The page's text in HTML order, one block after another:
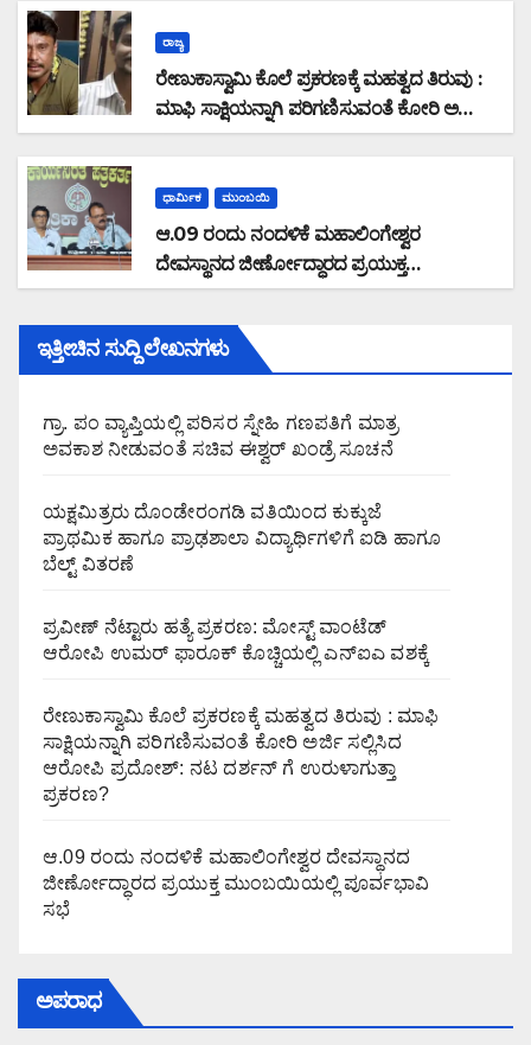
ರಾಜ್ಯ
ರೇಣುಕಾಸ್ವಾಮಿ ಕೊಲೆ ಪ್ರಕರಣಕ್ಕೆ ಮಹತ್ವದ ತಿರುವು :
ಮಾಫಿ ಸಾಕ್ಷಿಯನ್ನಾಗಿ ಪರಿಗಣಿಸುವಂತೆ ಕೋರಿ ಅರ್ಜಿ
ಸಲ್ಲಿಸಿದ ಆರೋಪಿ ಪ್ರದೋಶ್: ನಟ ದರ್ಶನ್ ಗೆ
ಧಾರ್ಮಿಕ ಮುಂಬಯಿ
ಆ.09 ರಂದು ನಂದಳಿಕೆ ಮಹಾಲಿಂಗೇಶ್ವರ
ದೇವಸ್ಥಾನದ ಜೀರ್ಣೋದ್ಧಾರದ ಪ್ರಯುಕ್ತ
ಮುಂಬಯಿಯಲ್ಲಿ ಪೂರ್ವಭಾವಿ ಸಭೆ
ಇತ್ತೀಚಿನ ಸುದ್ದಿ ಲೇಖನಗಳು
ಗ್ರಾ. ಪಂ ವ್ಯಾಪ್ತಿಯಲ್ಲಿ ಪರಿಸರ ಸ್ನೇಹಿ ಗಣಪತಿಗೆ ಮಾತ್ರ
ಅವಕಾಶ ನೀಡುವಂತೆ ಸಚಿವ ಈಶ್ವರ್ ಖಂಡ್ರೆ ಸೂಚನೆ
ಯಕ್ಷಮಿತ್ರರು ದೊಂಡೇರಂಗಡಿ ವತಿಯಿಂದ ಕುಕ್ಕುಜೆ
ಪ್ರಾಥಮಿಕ ಹಾಗೂ ಪ್ರಾಢಶಾಲಾ ವಿದ್ಯಾರ್ಥಿಗಳಿಗೆ ಐಡಿ ಹಾಗೂ
ಬೆಲ್ಟ್ ವಿತರಣೆ
ಪ್ರವೀಣ್ ನೆಟ್ಟಾರು ಹತ್ಯೆ ಪ್ರಕರಣ: ಮೋಸ್ಟ್ ವಾಂಟೆಡ್
ಆರೋಪಿ ಉಮರ್ ಫಾರೂಕ್ ಕೊಚ್ಚಿಯಲ್ಲಿ ಎನ್‌ಐಎ ವಶಕ್ಕೆ
ರೇಣುಕಾಸ್ವಾಮಿ ಕೊಲೆ ಪ್ರಕರಣಕ್ಕೆ ಮಹತ್ವದ ತಿರುವು : ಮಾಫಿ
ಸಾಕ್ಷಿಯನ್ನಾಗಿ ಪರಿಗಣಿಸುವಂತೆ ಕೋರಿ ಅರ್ಜಿ ಸಲ್ಲಿಸಿದ
ಆರೋಪಿ ಪ್ರದೋಶ್: ನಟ ದರ್ಶನ್ ಗೆ ಉರುಳಾಗುತ್ತಾ
ಪ್ರಕರಣ?
ಆ.09 ರಂದು ನಂದಳಿಕೆ ಮಹಾಲಿಂಗೇಶ್ವರ ದೇವಸ್ಥಾನದ
ಜೀರ್ಣೋದ್ಧಾರದ ಪ್ರಯುಕ್ತ ಮುಂಬಯಿಯಲ್ಲಿ ಪೂರ್ವಭಾವಿ
ಸಭೆ
ಅಪರಾಧ